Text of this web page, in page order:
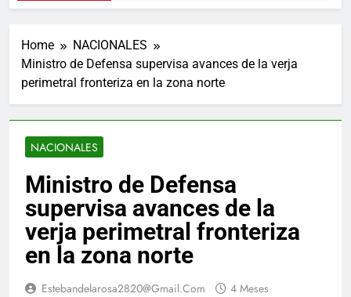
Home
NACIONALES
Ministro de Defensa supervisa avances de la verja
perimetral fronteriza en la zona norte
NACIONALES
Ministro de Defensa
supervisa avances de la
verja perimetral fronteriza
en la zona norte
Estebandelarosa2820@gmail.com
4 Meses